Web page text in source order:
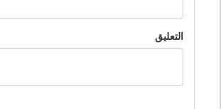
التعليق